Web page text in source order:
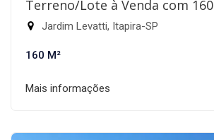
Terreno/Lote à Venda com
Jardim Levatti, Itapira-SP
160 M²
Mais informações